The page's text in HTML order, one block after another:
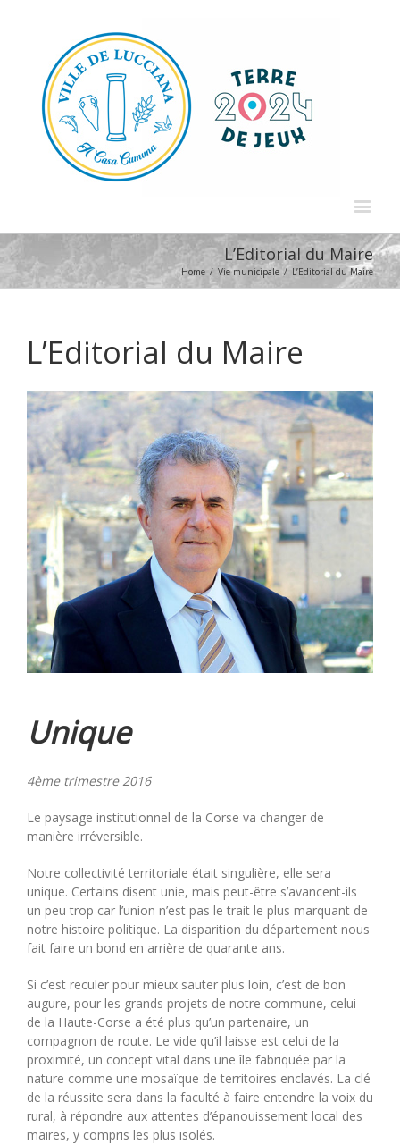
L’Editorial du Maire
Home / Vie municipale / L’Editorial du Maire
L’Editorial du Maire
Unique
4ème trimestre 2016
Le paysage institutionnel de la Corse va changer de
manière irréversible.
Notre collectivité territoriale était singulière, elle sera
unique. Certains disent unie, mais peut-être s’avancent-ils
un peu trop car l’union n’est pas le trait le plus marquant de
notre histoire politique. La disparition du département nous
fait faire un bond en arrière de quarante ans.
Si c’est reculer pour mieux sauter plus loin, c’est de bon
augure, pour les grands projets de notre commune, celui
de la Haute-Corse a été plus qu’un partenaire, un
compagnon de route. Le vide qu’il laisse est celui de la
proximité, un concept vital dans une île fabriquée par la
nature comme une mosaïque de territoires enclavés. La clé
de la réussite sera dans la faculté à faire entendre la voix du
rural, à répondre aux attentes d’épanouissement local des
maires, y compris les plus isolés.